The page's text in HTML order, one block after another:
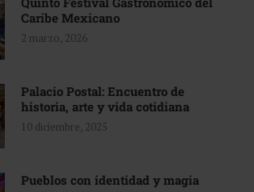
Caribe Mexicano
2 marzo, 2026
Palacio Postal: Encuentro de
historia, arte y vida cotidiana
10 diciembre, 2025
Pueblos con identidad y magia